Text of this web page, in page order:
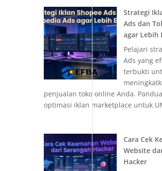
Strategi
Ads dan
agar Lebih
Pelajari
Ads yang
terbukti
penjualan toko online Anda.
optimasi iklan marketplace untuk
Cara Cek
Website
Hacker